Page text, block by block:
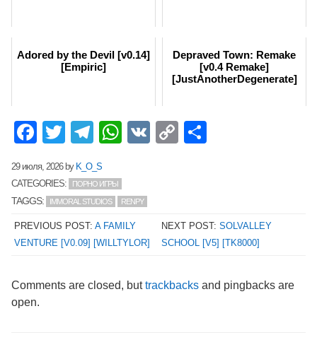
Adored by the Devil [v0.14]
[Empiric]
Depraved Town: Remake
[v0.4 Remake]
[JustAnotherDegenerate]
Facebook
TwitterTelegram
WhatsApp
VK Copy
29 июля, 2026by K_O_S
CATEGORIES:
ПОРНО ИГРЫ
TAGGS: IMMORAL STUDIOS RENPY
PREVIOUS POST:A FAMILY
VENTURE [V0.09] [WILLTYLOR]
NEXT POST:SOLVALLEY
SCHOOL [V5] [TK8000]
Comments are closed, buttrackbacks and pingbacks are
open.